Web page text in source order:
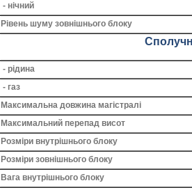
- нічний
Рівень шуму зовнішнього блоку
- рідина
- газ
Максимальна довжина магістралі
Максимальний перепад висот
Розміри внутрішнього блоку
Розміри зовнішнього блоку
Вага внутрішнього блоку